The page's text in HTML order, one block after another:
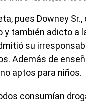
pues Downey
también adicto a
su
Además de
aptos para niños.
consumían